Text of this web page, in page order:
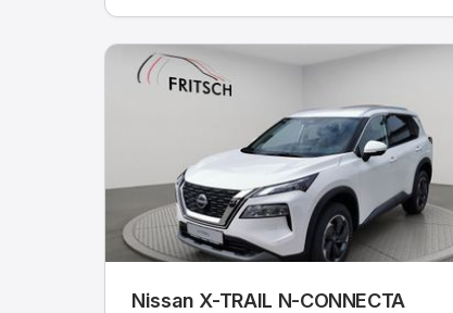
Nissan X-TRAIL N-CONNECTA